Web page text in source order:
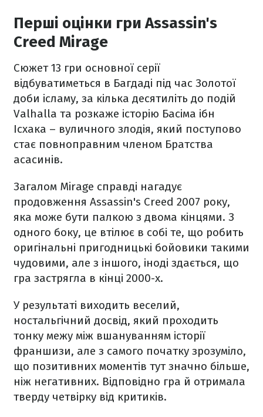
Перші оцінки гри Assassin's
Creed Mirage
Сюжет 13 гри основної серії
відбуватиметься в Багдаді під час Золотої
доби ісламу, за кілька десятиліть до подій
Valhalla та розкаже історію Басіма ібн
Ісхака – вуличного злодія, який поступово
стає повноправним членом Братства
асасинів.
Загалом Mirage справді нагадує
продовження Assassin's Creed 2007 року,
яка може бути палкою з двома кінцями. З
одного боку, це втілює в собі те, що робить
оригінальні пригодницькі бойовики такими
чудовими, але з іншого, іноді здається, що
гра застрягла в кінці 2000-х.
У результаті виходить веселий,
ностальгічний досвід, який проходить
тонку межу між вшануванням історії
франшизи, але з самого початку зрозуміло,
що позитивних моментів тут значно більше,
ніж негативних. Відповідно гра й отримала
тверду четвірку від критиків.